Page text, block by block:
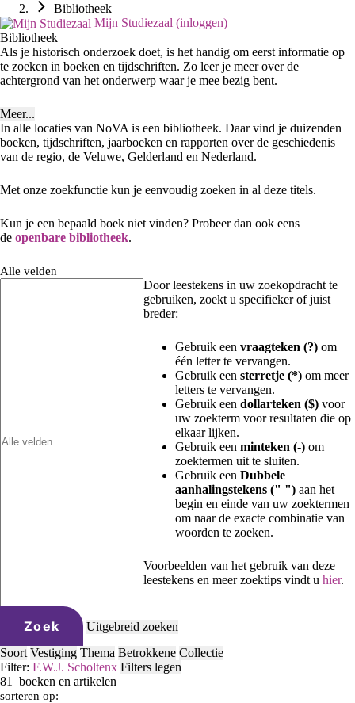
Bibliotheek
Mijn Studiezaal (inloggen)
Bibliotheek
Als je historisch onderzoek doet, is het handig om eerst informatie op
te zoeken in boeken en tijdschriften. Zo leer je meer over de
achtergrond van het onderwerp waar je mee bezig bent.
Meer...
In alle locaties van NoVA is een bibliotheek. Daar vind je duizenden
boeken, tijdschriften, jaarboeken en rapporten over de geschiedenis
van de regio, de Veluwe, Gelderland en Nederland.
Met onze zoekfunctie kun je eenvoudig zoeken in al deze titels.
Kun je een bepaald boek niet vinden? Probeer dan ook eens
de openbare bibliotheek.
Alle velden
Door leestekens in uw zoekopdracht te
gebruiken, zoekt u specifieker of juist
breder:
Gebruik een vraagteken (?) om
één letter te vervangen.
Gebruik een sterretje (*) om meer
letters te vervangen.
Gebruik een dollarteken ($) voor
uw zoekterm voor resultaten die op
elkaar lijken.
Gebruik een minteken (-) om
zoektermen uit te sluiten.
Gebruik een Dubbele
aanhalingstekens (" ") aan het
begin en einde van uw zoektermen
om naar de exacte combinatie van
woorden te zoeken.
Voorbeelden van het gebruik van deze
leestekens en meer zoektips vindt u hier.
Zoek
Uitgebreid zoeken
Soort Vestiging Thema Betrokkene Collectie
Filter: F.W.J. Scholtenx Filters legen
81
boeken en artikelen
sorteren op: